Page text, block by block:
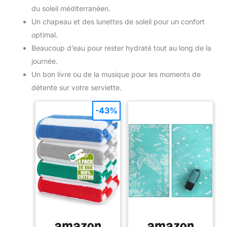
du soleil méditerranéen.
Un chapeau et des lunettes de soleil pour un confort
optimal.
Beaucoup d’eau pour rester hydraté tout au long de la
journée.
Un bon livre ou de la musique pour les moments de
détente sur votre serviette.
-43%